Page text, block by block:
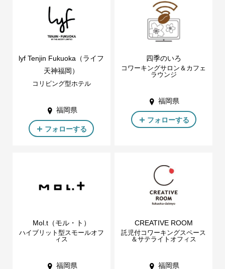
lyf Tenjin Fukuoka（ライフ
天神福岡）
コリビング型ホテル
福岡県
フォローする
四季のいろ
コワーキングサロン＆カフェ
ラウンジ
福岡県
フォローする
Mol.t（モル・ト）
ハイブリット型スモールオフ
ィス
福岡県
CREATIVE ROOM
託児付コワーキングスペース
＆サテライトオフィス
福岡県